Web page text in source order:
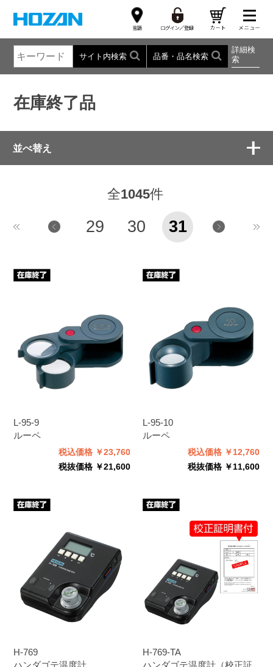
サイト内検索 品番・品名検索
詳細検
索
在庫終了品
並べ替え
全1045件
29 30 31
L-95-9
ルーペ
税込価格 ￥23,760
税抜価格 ￥21,600
L-95-10
ルーペ
税込価格 ￥12,760
税抜価格 ￥11,600
H-769
ハンダゴテ温度計
H-769-TA
ハンダゴテ温度計（校正証